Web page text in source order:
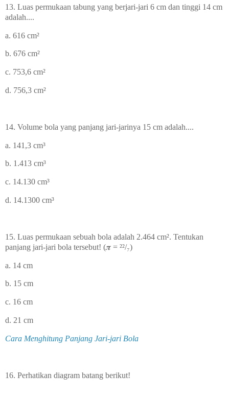
13. Luas permukaan tabung yang berjari-jari 6 cm dan tinggi 14 cm
adalah....
a. 616 cm²
b. 676 cm²
c. 753,6 cm²
d. 756,3 cm²
14. Volume bola yang panjang jari-jarinya 15 cm adalah....
a. 141,3 cm³
b. 1.413 cm³
c. 14.130 cm³
d. 14.1300 cm³
15. Luas permukaan sebuah bola adalah 2.464 cm². Tentukan
panjang jari-jari bola tersebut! (𝝅 = ²²/₇)
a. 14 cm
b. 15 cm
c. 16 cm
d. 21 cm
Cara Menghitung Panjang Jari-jari Bola
16. Perhatikan diagram batang berikut!